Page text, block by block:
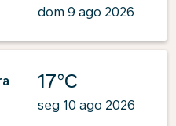
dom 9 ago 2026
17°C
seg 10 ago 2026